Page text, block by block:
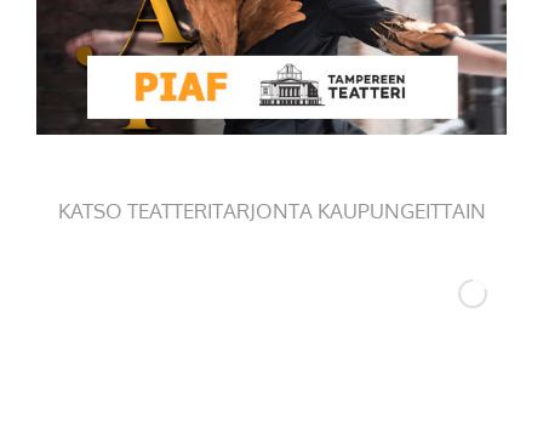
KATSO TEATTERITARJONTA KAUPUNGEITTAIN